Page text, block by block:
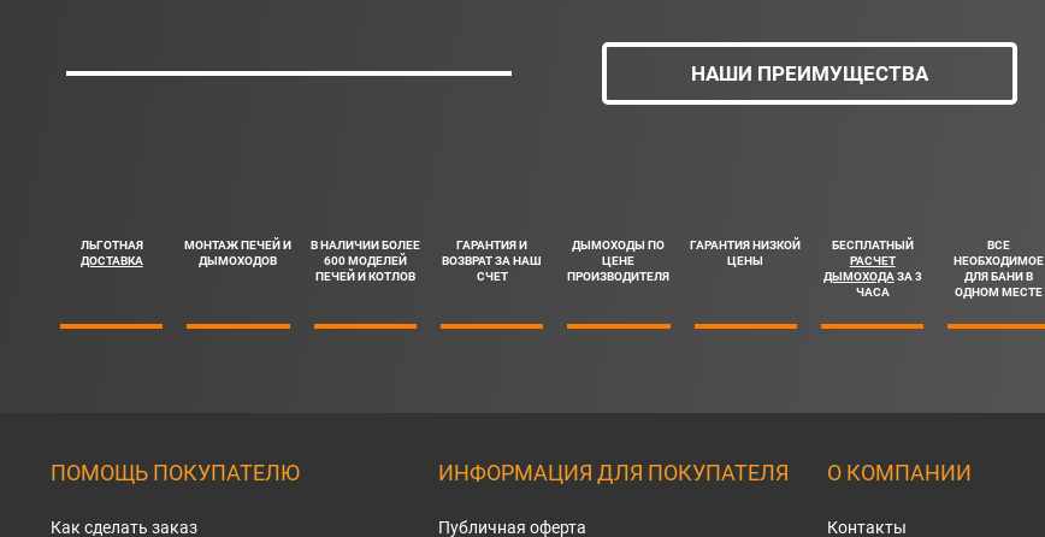
НАШИ ПРЕИМУЩЕСТВА
ЛЬГОТНАЯ
ДОСТАВКА
МОНТАЖ ПЕЧЕЙ И
ДЫМОХОДОВ
В НАЛИЧИИ БОЛЕЕ
600 МОДЕЛЕЙ
ПЕЧЕЙ И КОТЛОВ
ГАРАНТИЯ И
ВОЗВРАТ ЗА НАШ
СЧЕТ
ДЫМОХОДЫ ПО
ЦЕНЕ
ПРОИЗВОДИТЕЛЯ
ГАРАНТИЯ НИЗКОЙ
ЦЕНЫ
БЕСПЛАТНЫЙ
РАСЧЕТ
ДЫМОХОДАЗА 3
ЧАСА
ВСЕ
НЕОБХОДИМОЕ
ДЛЯ БАНИ В
ОДНОМ МЕСТЕ
ПОМОЩЬ ПОКУПАТЕЛЮ
Как сделать заказ
ИНФОРМАЦИЯ ДЛЯ ПОКУПАТЕЛЯ
Публичная оферта
О КОМПАНИИ
Контакты